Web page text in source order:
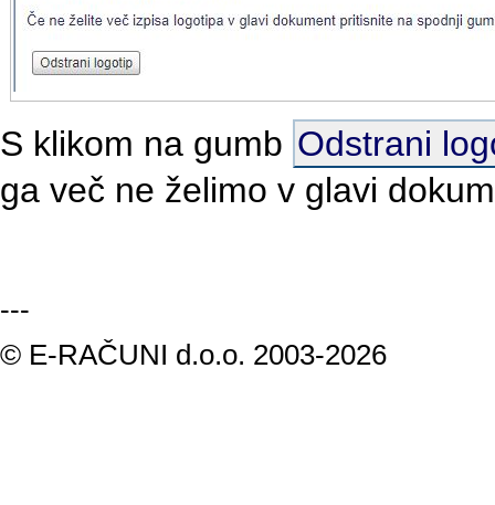
S klikom na gumb Odstrani
ga več ne želimo v glavi
---
© E-RAČUNI d.o.o. 2003-2026